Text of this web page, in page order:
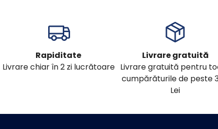
Rapiditate
Livrare chiar în 2 zi lucrătoare
Livrare gratuită
Livrare gratuită pentru
cumpărăturile de peste
Lei